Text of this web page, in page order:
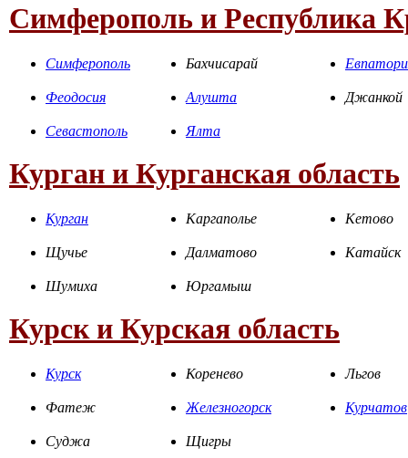
Симферополь и Республика
Симферополь Бахчисарай
Феодосия Алушта Джанкой
Севастополь Ялта
Курган и Курганская область
Курган Каргаполье Кетово
Щучье Далматово Катайск
Шумиха Юргамыш
Курск и Курская область
Курск Коренево Льгов
Фатеж Железногорск Курчатов
Суджа Щигры